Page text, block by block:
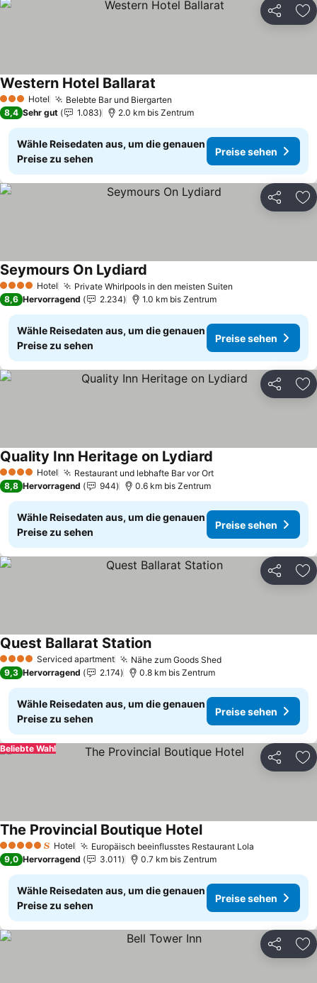
Teilen
3 SterneHotel Belebte Bar und Biergarten
Western Hotel Ballarat
8,4 Sehr gut 1.083 2.0 km bis Zentrum
Wähle Reisedaten aus, um die genauen
Preise zu sehen
Preise sehen
Teilen
4 Sterne Hotel Private Whirlpools in den meisten Suiten
Seymours On Lydiard
8,6 Hervorragend 2.234 1.0 km bis Zentrum
Wähle Reisedaten aus, um die genauen
Preise zu sehen
Preise sehen
Teilen
4 Sterne Hotel Restaurant und lebhafte Bar vor OrtPreise sehen
Quality Inn Heritage on Lydiard
8,8 Hervorragend 944 0.6 km bis Zentrum
Wähle Reisedaten aus, um die genauen
Preise zu sehen
Preise sehen
Teilen
4 Sterne Serviced apartment Nähe zum Goods ShedPreise sehen
Quest Ballarat StationPreise sehen
9,3 Hervorragend 2.174 0.8 km bis Zentrum
Wähle Reisedaten aus, um die genauen
Preise zu sehen
Preise sehen
Teilen
Beliebte Wahl
5 Sterne Hotel Europäisch beeinflusstes Restaurant Lola
The Provincial Boutique HotelPreise sehen
9,0 Hervorragend 3.011 0.7 km bis Zentrum
Wähle Reisedaten aus, um die genauen
Preise zu sehen
Preise sehen
Teilen